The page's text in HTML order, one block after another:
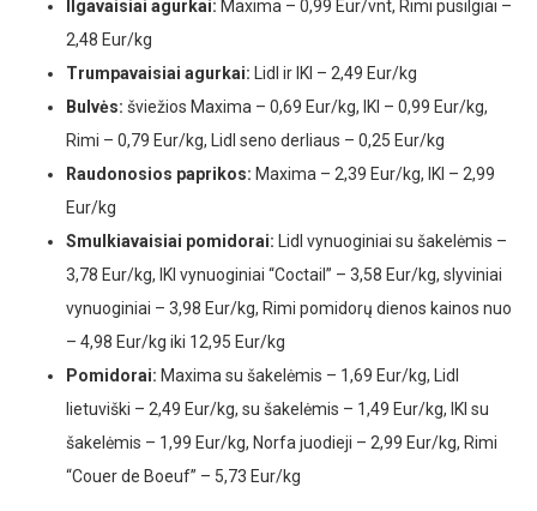
Ilgavaisiai agurkai: Maxima – 0,99 Eur/vnt, Rimi pusilgiai –
2,48 Eur/kg
Trumpavaisiai agurkai: Lidl ir IKI – 2,49 Eur/kg
Bulvės: šviežios Maxima – 0,69 Eur/kg, IKI – 0,99 Eur/kg,
Rimi – 0,79 Eur/kg, Lidl seno derliaus – 0,25 Eur/kg
Raudonosios paprikos: Maxima – 2,39 Eur/kg, IKI – 2,99
Eur/kg
Smulkiavaisiai pomidorai: Lidl vynuoginiai su šakelėmis –
3,78 Eur/kg, IKI vynuoginiai “Coctail” – 3,58 Eur/kg, slyviniai
vynuoginiai – 3,98 Eur/kg, Rimi pomidorų dienos kainos nuo
– 4,98 Eur/kg iki 12,95 Eur/kg
Pomidorai: Maxima su šakelėmis – 1,69 Eur/kg, Lidl
lietuviški – 2,49 Eur/kg, su šakelėmis – 1,49 Eur/kg, IKI su
šakelėmis – 1,99 Eur/kg, Norfa juodieji – 2,99 Eur/kg, Rimi
“Couer de Boeuf” – 5,73 Eur/kg